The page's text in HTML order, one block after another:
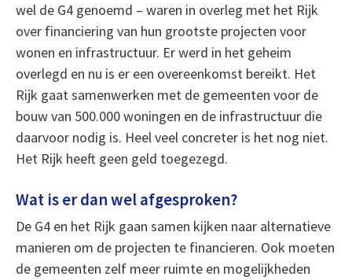
wel de G4 genoemd – waren in overleg met het Rijk
over financiering van hun grootste projecten voor
wonen en infrastructuur. Er werd in het geheim
overlegd en nu is er een overeenkomst bereikt. Het
Rijk gaat samenwerken met de gemeenten voor de
bouw van 500.000 woningen en de infrastructuur die
daarvoor nodig is. Heel veel concreter is het nog niet.
Het Rijk heeft geen geld toegezegd.
Wat is er dan wel afgesproken?
De G4 en het Rijk gaan samen kijken naar alternatieve
manieren om de projecten te financieren. Ook moeten
de gemeenten zelf meer ruimte en mogelijkheden